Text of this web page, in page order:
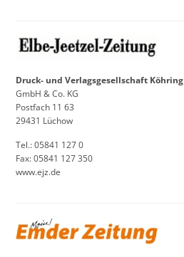
Druck- und Verlagsgesellschaft Köhring
GmbH & Co. KG
Postfach 11 63
29431 Lüchow
Tel.: 05841 127 0
Fax: 05841 127 350
www.ejz.de